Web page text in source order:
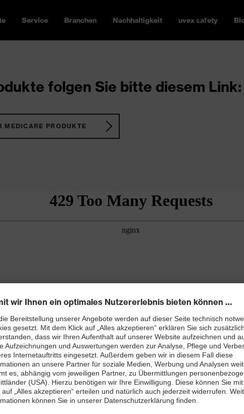
Service Branchen Nachhaltigkeit uvex safety
folgen Sie bitte diesem Link:
MEDICARE PRODUKTE